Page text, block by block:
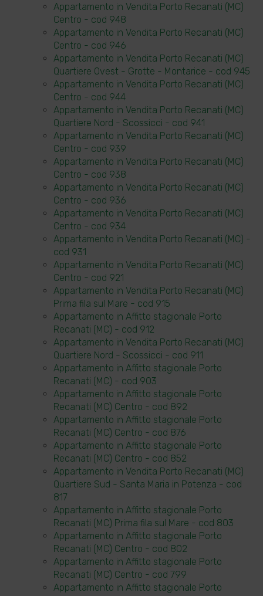
Appartamento in Vendita Porto Recanati (MC)
Centro - cod 948
Appartamento in Vendita Porto Recanati (MC)
Centro - cod 946
Appartamento in Vendita Porto Recanati (MC)
Quartiere Ovest - Grotte - Montarice - cod 945
Appartamento in Vendita Porto Recanati (MC)
Centro - cod 944
Appartamento in Vendita Porto Recanati (MC)
Quartiere Nord - Scossicci - cod 941
Appartamento in Vendita Porto Recanati (MC)
Centro - cod 939
Appartamento in Vendita Porto Recanati (MC)
Centro - cod 938
Appartamento in Vendita Porto Recanati (MC)
Centro - cod 936
Appartamento in Vendita Porto Recanati (MC)
Centro - cod 934
Appartamento in Vendita Porto Recanati (MC) -
cod 931
Appartamento in Vendita Porto Recanati (MC)
Centro - cod 921
Appartamento in Vendita Porto Recanati (MC)
Prima fila sul Mare - cod 915
Appartamento in Affitto stagionale Porto
Recanati (MC) - cod 912
Appartamento in Vendita Porto Recanati (MC)
Quartiere Nord - Scossicci - cod 911
Appartamento in Affitto stagionale Porto
Recanati (MC) - cod 903
Appartamento in Affitto stagionale Porto
Recanati (MC) Centro - cod 892
Appartamento in Affitto stagionale Porto
Recanati (MC) Centro - cod 876
Appartamento in Affitto stagionale Porto
Recanati (MC) Centro - cod 852
Appartamento in Vendita Porto Recanati (MC)
Quartiere Sud - Santa Maria in Potenza - cod
817
Appartamento in Affitto stagionale Porto
Recanati (MC) Prima fila sul Mare - cod 803
Appartamento in Affitto stagionale Porto
Recanati (MC) Centro - cod 802
Appartamento in Affitto stagionale Porto
Recanati (MC) Centro - cod 799
Appartamento in Affitto stagionale Porto